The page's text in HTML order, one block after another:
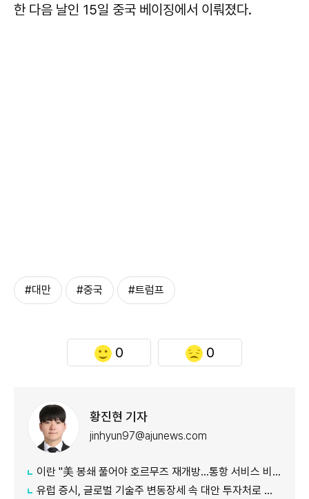
한 다음 날인 15일 중국 베이징에서 이뤄졌다.
#대만 #중국 #트럼프
0 0
황진현 기자
jinhyun97@ajunews.com
이란 "美 봉쇄 풀어야 호르무즈 재개방…통항 서비스 비용 받을 수도"
유럽 증시, 글로벌 기술주 변동장세 속 대안 투자처로 부상